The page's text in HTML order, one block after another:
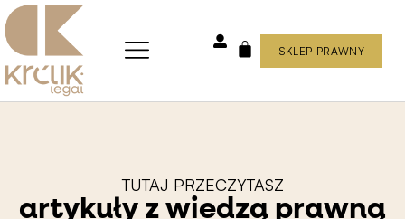
Skip
to
content
WÓZEK
SKLEP PRAWNY
TUTAJ PRZECZYTASZ
artykuły z wiedzą prawną